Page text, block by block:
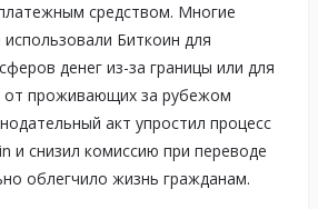
средством. Многие
Биткоин для
денег из-за границы или для
от проживающих за рубежом
акт упростил процесс
и снизил комиссию при переводе
облегчило жизнь гражданам.